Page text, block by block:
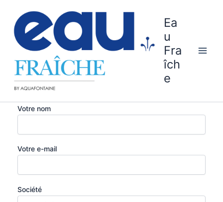
contenu
Ea
u
Fra
îch
e
Votre nom
Votre e-mail
Société